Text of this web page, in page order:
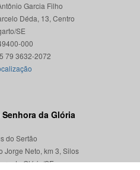
Garcia Filho
Déda, 13, Centro
SE
000
da Glória
do Sertão
Jorge Neto, km 3, Silos
da Glória/SE